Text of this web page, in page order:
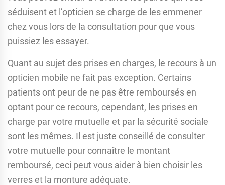
séduisent et l’opticien se charge de les emmener
chez vous lors de la consultation pour que vous
puissiez les essayer.
Quant au sujet des prises en charges, le recours à un
opticien mobile ne fait pas exception. Certains
patients ont peur de ne pas être remboursés en
optant pour ce recours, cependant, les prises en
charge par votre mutuelle et par la sécurité sociale
sont les mêmes. Il est juste conseillé de consulter
votre mutuelle pour connaître le montant
remboursé, ceci peut vous aider à bien choisir les
verres et la monture adéquate.